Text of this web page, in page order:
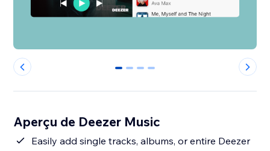
0 1 2 3
Aperçu de Deezer Music
Easily add single tracks, albums, or entire Deezer